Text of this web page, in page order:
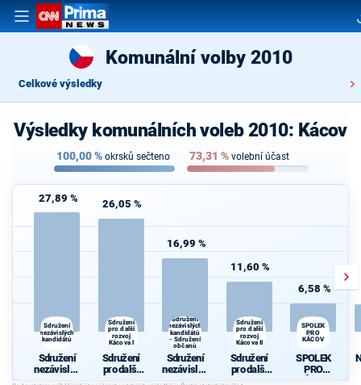
Komunální volby 2010
Celkové výsledky
Výsledky komunálních voleb 2010: Kácov
100,00% okrsků sečteno 73,31 % volební účast
27,89 %
Sdružení
nezávislých
kandidátů
Sdružení
nezávislýc
h
26,05 %
Sdružení
pro další
rozvoj
Kácova I
Sdružení
pro další
rozvoj
16,99 %
Sdružení
nezávislých
kandidátů
- Sdružení
občanů
Sdružení
nezávislýc
h
11,60 %
Sdružení
pro další
rozvoj
Kácova II
Sdružení
pro další
rozvoj
6,58 %
SPOLEK
PRO
KÁCOV
SPOLEK
PRO
KÁCOV